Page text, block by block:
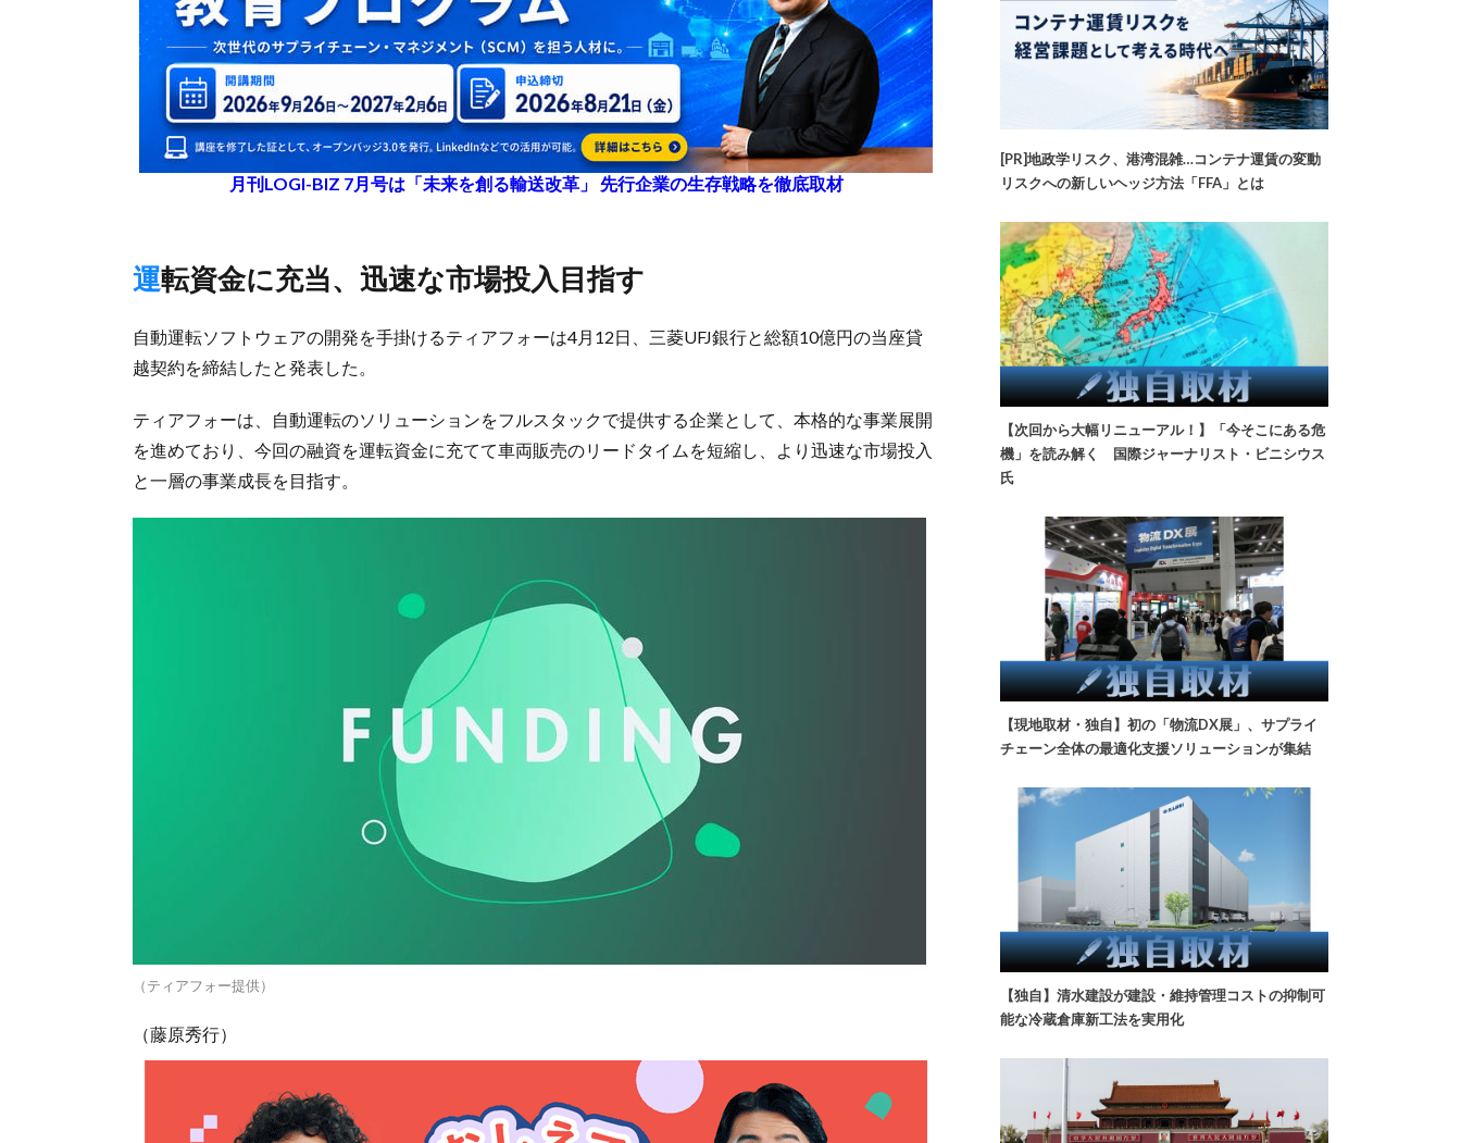
月刊LOGI-BIZ 7月号は「未来を創る輸送改革」 先行企業の生存戦略を徹底取材
運転資金に充当、迅速な市場投入目指す
自動運転ソフトウェアの開発を手掛けるティアフォーは4月12日、三菱UFJ銀行と総額10億円の当座貸
越契約を締結したと発表した。
ティアフォーは、自動運転のソリューションをフルスタックで提供する企業として、本格的な事業展開
を進めており、今回の融資を運転資金に充てて車両販売のリードタイムを短縮し、より迅速な市場投入
と一層の事業成長を目指す。
（ティアフォー提供）
（藤原秀行）
[PR]地政学リスク、港湾混雑…コンテナ運賃の変動
リスクへの新しいヘッジ方法「FFA」とは
【次回から大幅リニューアル！】「今そこにある危
機」を読み解く 国際ジャーナリスト・ビニシウス
氏
【現地取材・独自】初の「物流DX展」、サプライ
チェーン全体の最適化支援ソリューションが集結
【独自】清水建設が建設・維持管理コストの抑制可
能な冷蔵倉庫新工法を実用化